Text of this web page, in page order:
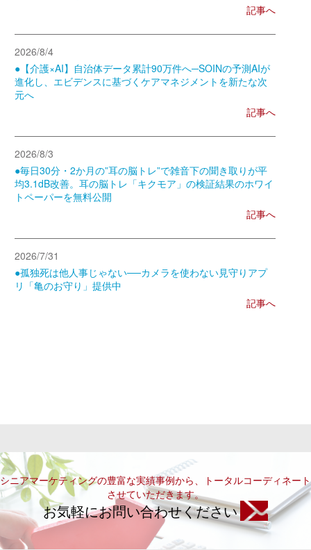
記事へ
2026/8/4
●【介護×AI】自治体データ累計90万件へ─SOINの予測AIが
進化し、エビデンスに基づくケアマネジメントを新たな次
元へ
記事へ
2026/8/3
●毎日30分・2か月の”耳の脳トレ”で雑音下の聞き取りが平
均3.1dB改善。耳の脳トレ「キクモア」の検証結果のホワイ
トペーパーを無料公開
記事へ
2026/7/31
●孤独死は他人事じゃない──カメラを使わない見守りアプ
リ「亀のお守り」提供中
記事へ
シニアマーケティングの豊富な実績事例から、トータルコーディネート
させていただきます。
お気軽にお問い合わせください